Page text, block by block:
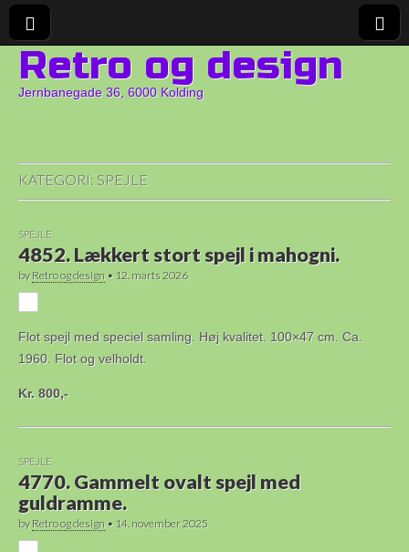
Retro og design
Jernbanegade 36, 6000 Kolding
KATEGORI: SPEJLE
SPEJLE
4852. Lækkert stort spejl i mahogni.
byRetro og design • 12. marts 2026
Flot spejl med speciel samling. Høj kvalitet. 100×47 cm. Ca.
1960. Flot og velholdt.
Kr. 800,-
SPEJLE
4770. Gammelt ovalt spejl med
guldramme.
byRetro og design • 14. november 2025